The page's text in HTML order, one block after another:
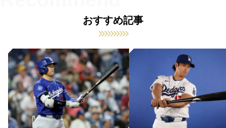
おすすめ記事